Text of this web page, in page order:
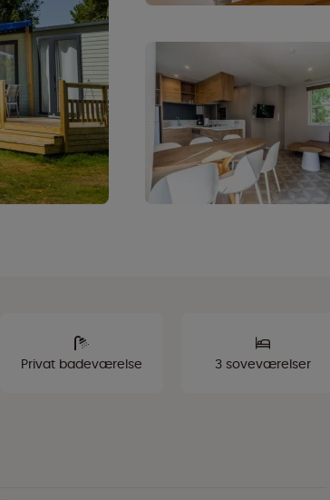
Privat badeværelse 3 soveværelser